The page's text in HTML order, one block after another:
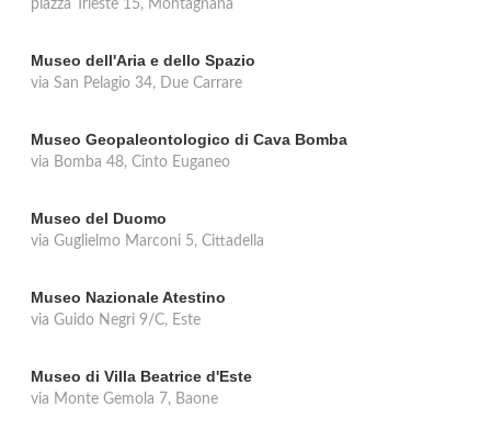
piazza Trieste 15, Montagnana
Museo dell'Aria e dello Spazio
via San Pelagio 34, Due Carrare
Museo Geopaleontologico di Cava Bomba
via Bomba 48, Cinto Euganeo
Museo del Duomo
via Guglielmo Marconi 5, Cittadella
Museo Nazionale Atestino
via Guido Negri 9/C, Este
Museo di Villa Beatrice d'Este
via Monte Gemola 7, Baone